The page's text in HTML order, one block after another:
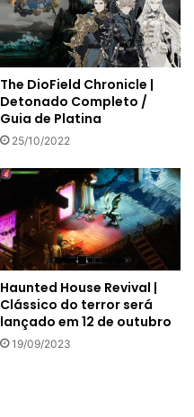
The DioField Chronicle |
Detonado Completo /
Guia de Platina
25/10/2022
Haunted House Revival |
Clássico do terror será
lançado em 12 de outubro
19/09/2023